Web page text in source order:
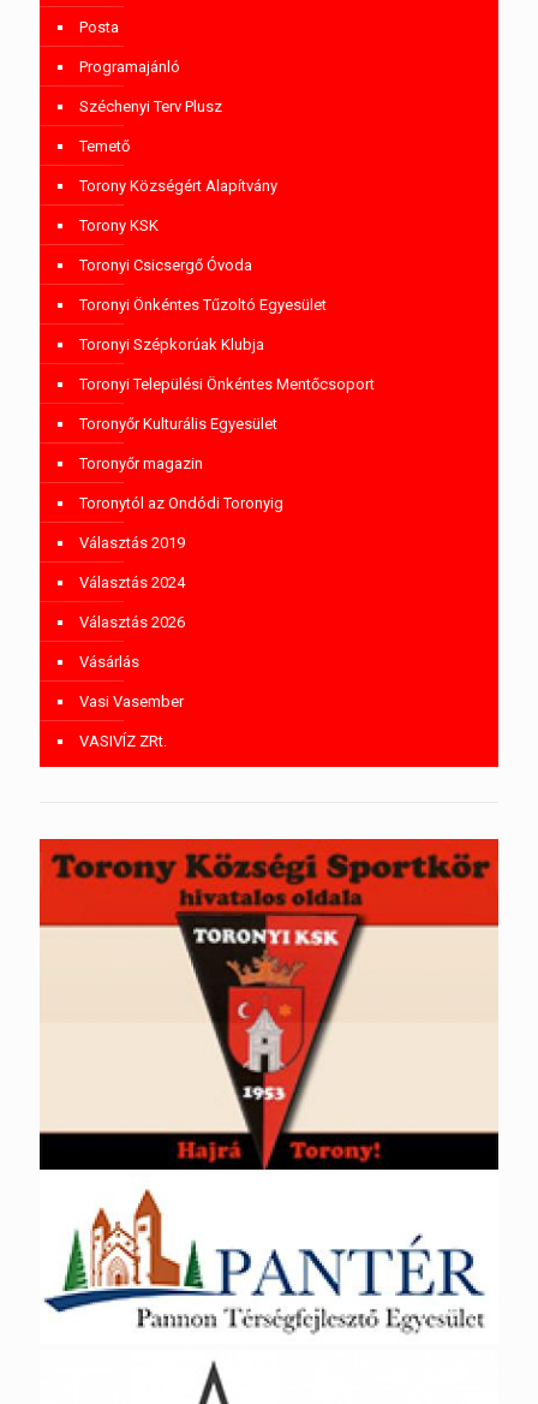
Posta
Programajánló
Széchenyi Terv Plusz
Temető
Torony Községért Alapítvány
Torony KSK
Toronyi Csicsergő Óvoda
Toronyi Önkéntes Tűzoltó Egyesület
Toronyi Szépkorúak Klubja
Toronyi Települési Önkéntes Mentőcsoport
Toronyőr Kulturális Egyesület
Toronyőr magazin
Toronytól az Ondódi Toronyig
Választás 2019
Választás 2024
Választás 2026
Vásárlás
Vasi Vasember
VASIVÍZ ZRt.